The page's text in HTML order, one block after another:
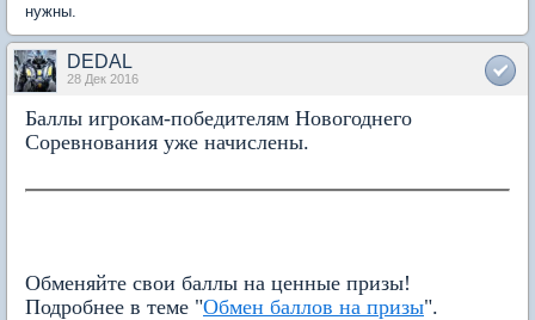
нужны.
DEDAL
28 Дек 2016
Баллы игрокам-победителям Новогоднего
Соревнования уже начислены.
Обменяйте свои баллы на ценные призы!
Подробнее в теме "Обмен баллов на призы".